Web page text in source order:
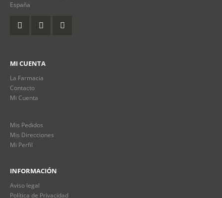
España
MI CUENTA
La Farmacia
Contacto
Mi Cuenta
Mis Pedidos
Mis Direcciones
Mi Perfil
INFORMACIÓN
Aviso legal
Política de Privacidad